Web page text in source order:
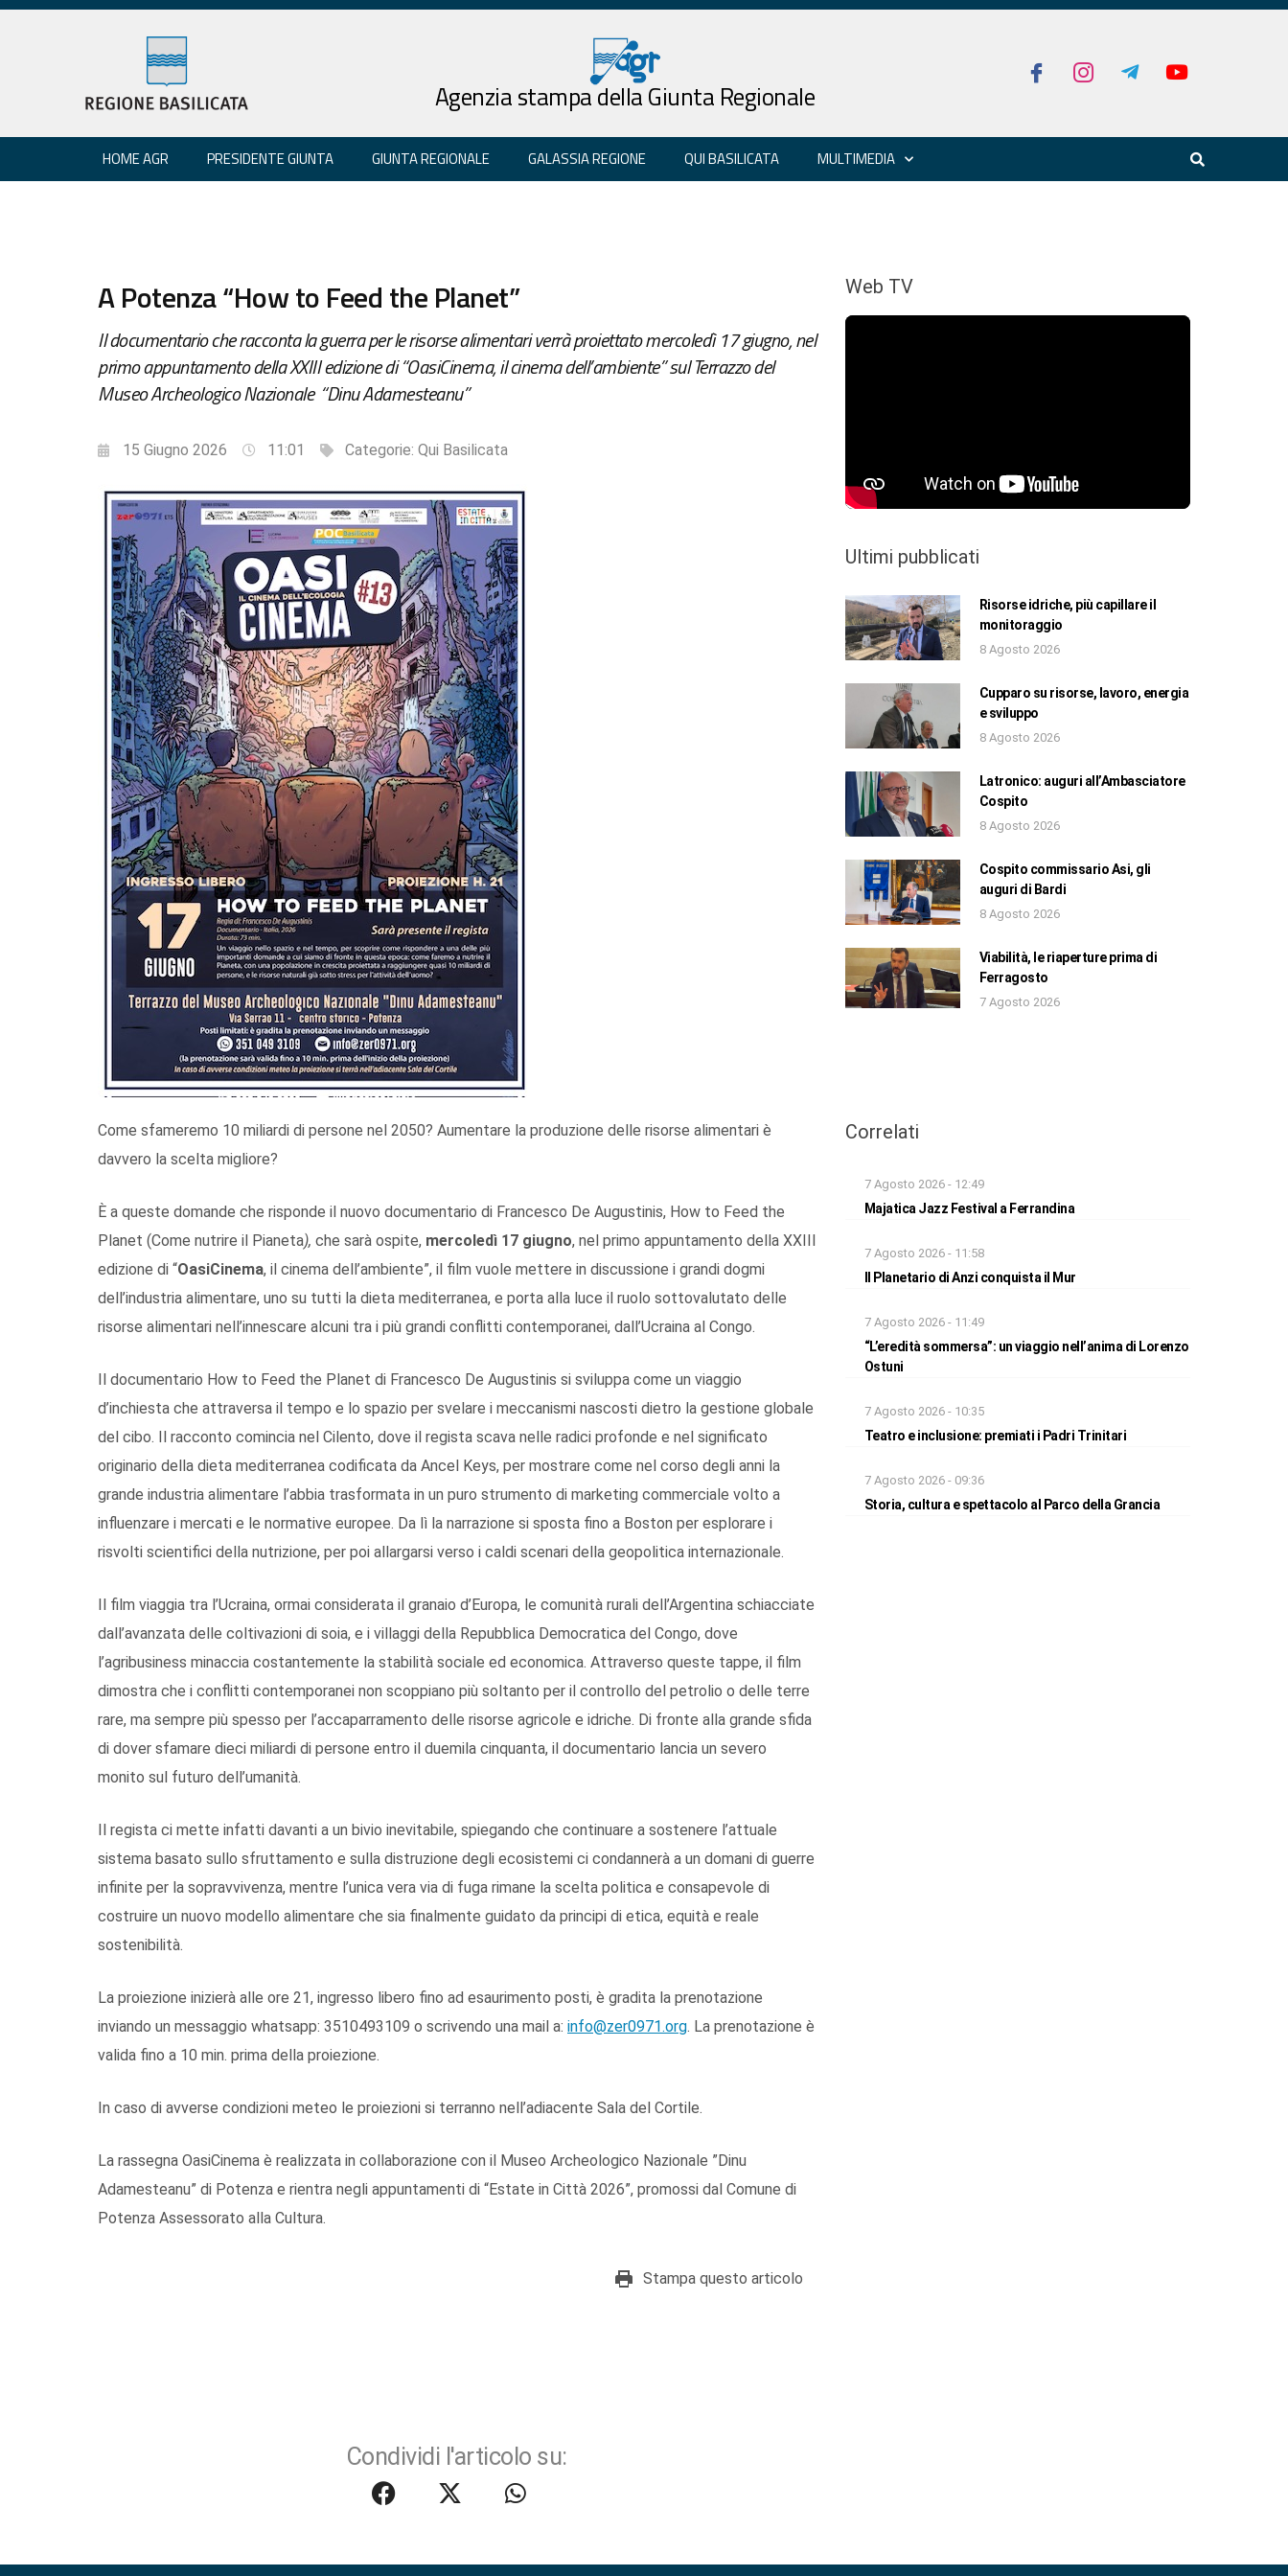
Agenzia stampa della Giunta Regionale
HOME AGR PRESIDENTE GIUNTA GIUNTA REGIONALE GALASSIA REGIONE QUI BASILICATA MULTIMEDIA
A Potenza “How to Feed the Planet”
Il documentario che racconta la guerra per le risorse alimentari verrà proiettato mercoledì 17 giugno, nel
primo appuntamento della XXIII edizione di “OasiCinema, il cinema dell’ambiente” sul Terrazzo del
Museo Archeologico Nazionale “Dinu Adamesteanu”
15 Giugno 2026 11:01 Categorie: Qui Basilicata
Come sfameremo 10 miliardi di persone nel 2050? Aumentare la produzione delle risorse alimentari è
davvero la scelta migliore?
È a queste domande che risponde il nuovo documentario di Francesco De Augustinis, How to Feed the
Planet (Come nutrire il Pianeta), che sarà ospite, mercoledì 17 giugno, nel primo appuntamento della XXIII
edizione di “OasiCinema, il cinema dell’ambiente”, il film vuole mettere in discussione i grandi dogmi
dell’industria alimentare, uno su tutti la dieta mediterranea, e porta alla luce il ruolo sottovalutato delle
risorse alimentari nell’innescare alcuni tra i più grandi conflitti contemporanei, dall’Ucraina al Congo.
Il documentario How to Feed the Planet di Francesco De Augustinis si sviluppa come un viaggio
d’inchiesta che attraversa il tempo e lo spazio per svelare i meccanismi nascosti dietro la gestione globale
del cibo. Il racconto comincia nel Cilento, dove il regista scava nelle radici profonde e nel significato
originario della dieta mediterranea codificata da Ancel Keys, per mostrare come nel corso degli anni la
grande industria alimentare l’abbia trasformata in un puro strumento di marketing commerciale volto a
influenzare i mercati e le normative europee. Da lì la narrazione si sposta fino a Boston per esplorare i
risvolti scientifici della nutrizione, per poi allargarsi verso i caldi scenari della geopolitica internazionale.
Il film viaggia tra l’Ucraina, ormai considerata il granaio d’Europa, le comunità rurali dell’Argentina schiacciate
dall’avanzata delle coltivazioni di soia, e i villaggi della Repubblica Democratica del Congo, dove
l’agribusiness minaccia costantemente la stabilità sociale ed economica. Attraverso queste tappe, il film
dimostra che i conflitti contemporanei non scoppiano più soltanto per il controllo del petrolio o delle terre
rare, ma sempre più spesso per l’accaparramento delle risorse agricole e idriche. Di fronte alla grande sfida
di dover sfamare dieci miliardi di persone entro il duemila cinquanta, il documentario lancia un severo
monito sul futuro dell’umanità.
Il regista ci mette infatti davanti a un bivio inevitabile, spiegando che continuare a sostenere l’attuale
sistema basato sullo sfruttamento e sulla distruzione degli ecosistemi ci condannerà a un domani di guerre
infinite per la sopravvivenza, mentre l’unica vera via di fuga rimane la scelta politica e consapevole di
costruire un nuovo modello alimentare che sia finalmente guidato da principi di etica, equità e reale
sostenibilità.
La proiezione inizierà alle ore 21, ingresso libero fino ad esaurimento posti, è gradita la prenotazione
inviando un messaggio whatsapp: 3510493109 o scrivendo una mail a: info@zer0971.org. La prenotazione è
valida fino a 10 min. prima della proiezione.
In caso di avverse condizioni meteo le proiezioni si terranno nell’adiacente Sala del Cortile.
La rassegna OasiCinema è realizzata in collaborazione con il Museo Archeologico Nazionale ”Dinu
Adamesteanu” di Potenza e rientra negli appuntamenti di “Estate in Città 2026”, promossi dal Comune di
Potenza Assessorato alla Cultura.
Stampa questo articolo
Condividi l'articolo su:
Web TV
Ultimi pubblicati
Risorse idriche, più capillare il
monitoraggio
8 Agosto 2026
Cupparo su risorse, lavoro, energia
e sviluppo
8 Agosto 2026
Latronico: auguri all’Ambasciatore
Cospito
8 Agosto 2026
Cospito commissario Asi, gli
auguri di Bardi
8 Agosto 2026
Viabilità, le riaperture prima di
Ferragosto
7 Agosto 2026
Correlati
7 Agosto 2026 - 12:49
Majatica Jazz Festival a Ferrandina
7 Agosto 2026 - 11:58
Il Planetario di Anzi conquista il Mur
7 Agosto 2026 - 11:49
“L’eredità sommersa”: un viaggio nell’anima di Lorenzo
Ostuni
7 Agosto 2026 - 10:35
Teatro e inclusione: premiati i Padri Trinitari
7 Agosto 2026 - 09:36
Storia, cultura e spettacolo al Parco della Grancia